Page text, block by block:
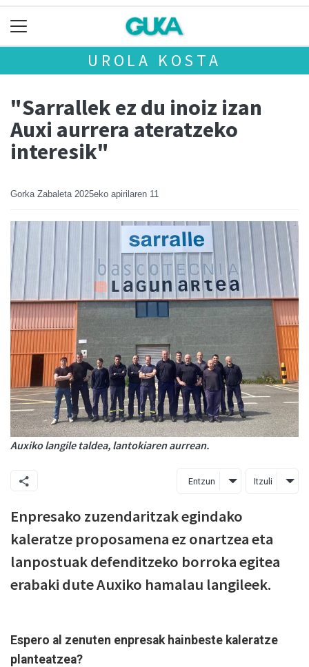
UROLA KOSTA
"Sarrallek ez du inoiz izan
Auxi aurrera ateratzeko
interesik"
Gorka Zabaleta 2025eko apirilaren 11
Auxiko langile taldea, lantokiaren aurrean.
Entzun Itzuli
Enpresako zuzendaritzak egindako
kaleratze proposamena ez onartzea eta
lanpostuak defenditzeko borroka egitea
erabaki dute Auxiko hamalau langileek.
Espero al zenuten enpresak hainbeste kaleratze
planteatzea?